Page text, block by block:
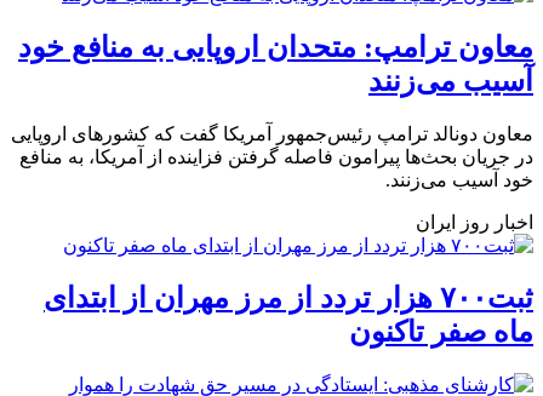
معاون ترامپ: متحدان اروپایی به منافع خود
آسیب می‌زنند
معاون دونالد ترامپ رئیس‌جمهور آمریکا گفت که کشورهای اروپایی
در جریان بحث‌ها پیرامون فاصله گرفتن فزاینده از آمریکا، به منافع
خود آسیب می‌زنند.
اخبار روز ایران
ثبت۷۰۰ هزار تردد از مرز مهران از ابتدای
ماه صفر تاکنون